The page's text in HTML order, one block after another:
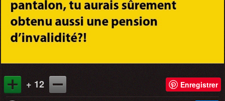
+ 12 Enregistrer